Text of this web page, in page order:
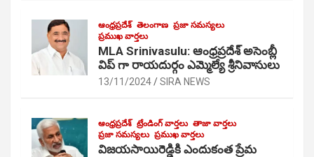
ఆంధ్రప్రదేశ్ తెలంగాణ ప్రజా సమస్యలు
ప్రముఖ వార్తలు
MLA Srinivasulu: ఆంధ్రప్రదేశ్ అసెంబ్లీ
విప్ గా రాయదుర్గం ఎమ్మెల్యే శ్రీనివాసులు
13/11/2024 SIRA NEWS
ఆంధ్రప్రదేశ్ ట్రేండింగ్ వార్తలు తాజా వార్తలు
ప్రజా సమస్యలు ప్రముఖ వార్తలు
విజయసాయిరెడ్డికి ఎందుకంత ప్రేమ